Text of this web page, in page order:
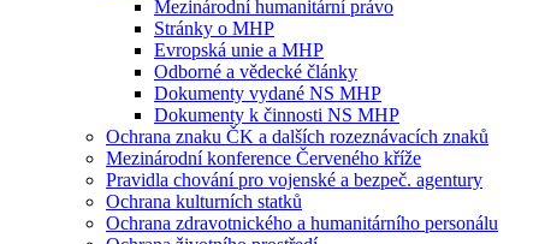
Mezinárodní humanitární právo
Stránky o MHP
Evropská unie a MHP
Odborné a vědecké články
Dokumenty vydané NS MHP
Dokumenty k činnosti NS MHP
Ochrana znaku ČK a dalších rozeznávacích znaků
Mezinárodní konference Červeného kříže
Pravidla chování pro vojenské a bezpeč. agentury
Ochrana kulturních statků
Ochrana zdravotnického a humanitárního personálu